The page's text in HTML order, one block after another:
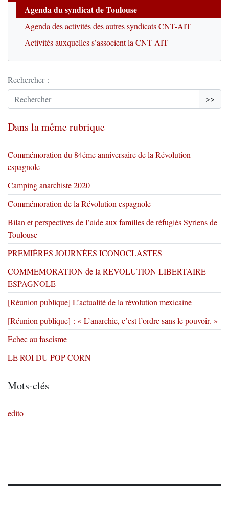
Agenda du syndicat de Toulouse
Agenda des activités des autres syndicats CNT-AIT
Activités auxquelles s’associent la CNT AIT
Rechercher :
>>
Dans la même rubrique
Commémoration du 84éme anniversaire de la Révolution
espagnole
Camping anarchiste 2020
Commémoration de la Révolution espagnole
Bilan et perspectives de l’aide aux familles de réfugiés Syriens de
Toulouse
PREMIÈRES JOURNÉES ICONOCLASTES
COMMEMORATION de la REVOLUTION LIBERTAIRE
ESPAGNOLE
[Réunion publique] L’actualité de la révolution mexicaine
[Réunion publique] : « L’anarchie, c’est l’ordre sans le pouvoir. »
Echec au fascisme
LE ROI DU POP-CORN
Mots-clés
edito